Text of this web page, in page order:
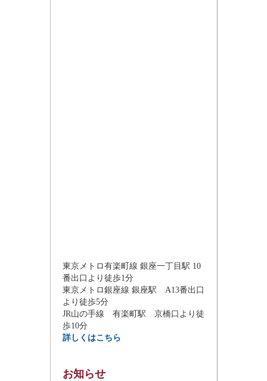
東京メトロ有楽町線 銀座一丁目駅 10
番出口より徒歩1分
東京メトロ銀座線 銀座駅 A13番出口
より徒歩5分
JR山の手線 有楽町駅 京橋口より徒
歩10分
詳しくはこちら
お知らせ